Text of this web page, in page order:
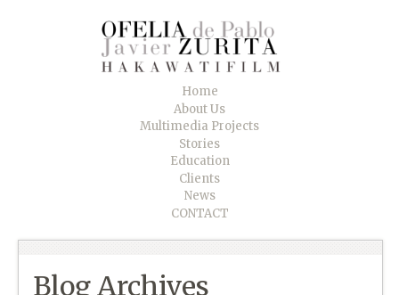
Home
About Us
Multimedia Projects
Stories
Education
Clients
News
CONTACT
Blog Archives